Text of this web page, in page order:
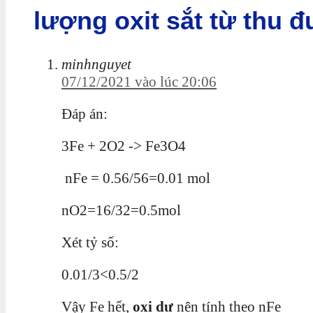
lượng oxit sắt từ thu
minhnguyet
07/12/2021 vào lúc 20:06
Đáp án:
3Fe + 2O2 -> Fe3O4
nFe = 0.56/56=0.01 mol
nO2=16/32=0.5mol
Xét tỷ số:
0.01/3<0.5/2
Vậy Fe hết, oxi dư nên tính theo nFe